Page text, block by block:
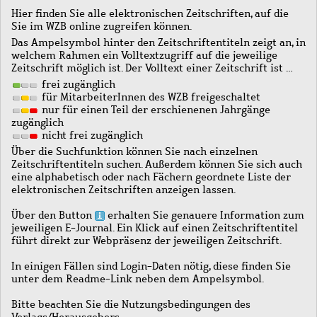
Hier finden Sie alle elektronischen Zeitschriften, auf die
Sie im WZB online zugreifen können.
Das Ampelsymbol hinter den Zeitschriftentiteln zeigt an, in
welchem Rahmen ein Volltextzugriff auf die jeweilige
Zeitschrift möglich ist. Der Volltext einer Zeitschrift ist …
frei zugänglich
für MitarbeiterInnen des WZB freigeschaltet
nur für einen Teil der erschienenen Jahrgänge
zugänglich
nicht frei zugänglich
Über die Suchfunktion können Sie nach einzelnen
Zeitschriftentiteln suchen. Außerdem können Sie sich auch
eine alphabetisch oder nach Fächern geordnete Liste der
elektronischen Zeitschriften anzeigen lassen.
Über den Button
erhalten Sie genauere Information zum
jeweiligen E-Journal. Ein Klick auf einen Zeitschriftentitel
führt direkt zur Webpräsenz der jeweiligen Zeitschrift.
In einigen Fällen sind Login-Daten nötig, diese finden Sie
unter dem Readme-Link neben dem Ampelsymbol.
Bitte beachten Sie die Nutzungsbedingungen des